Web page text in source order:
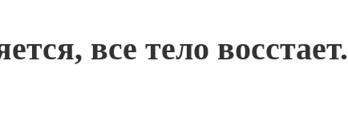
все тело восстает.